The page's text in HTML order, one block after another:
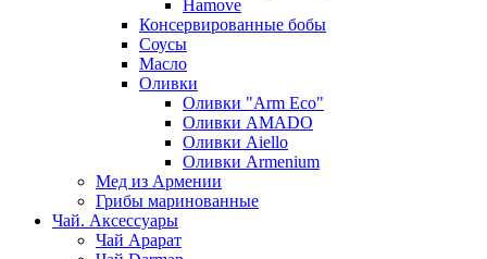
Hamove
Консервированные бобы
Соусы
Масло
Оливки
Оливки "Arm Eco"
Оливки AMADO
Оливки Aiello
Оливки Armenium
Мед из Армении
Грибы маринованные
Чай. Аксессуары
Чай Арарат